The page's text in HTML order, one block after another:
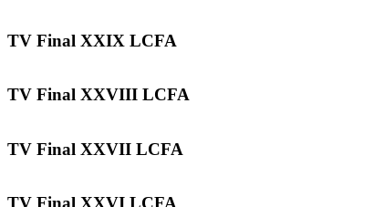
TV Final XXIX LCFA
TV Final XXVIII LCFA
TV Final XXVII LCFA
TV Final XXVI LCFA